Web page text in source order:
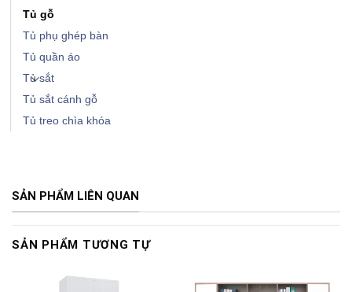
Tủ gỗ
Tủ phụ ghép bàn
Tủ quần áo
Tủ sắt
Tủ sắt cánh gỗ
Tủ treo chìa khóa
SẢN PHẨM LIÊN QUAN
SẢN PHẨM TƯƠNG TỰ